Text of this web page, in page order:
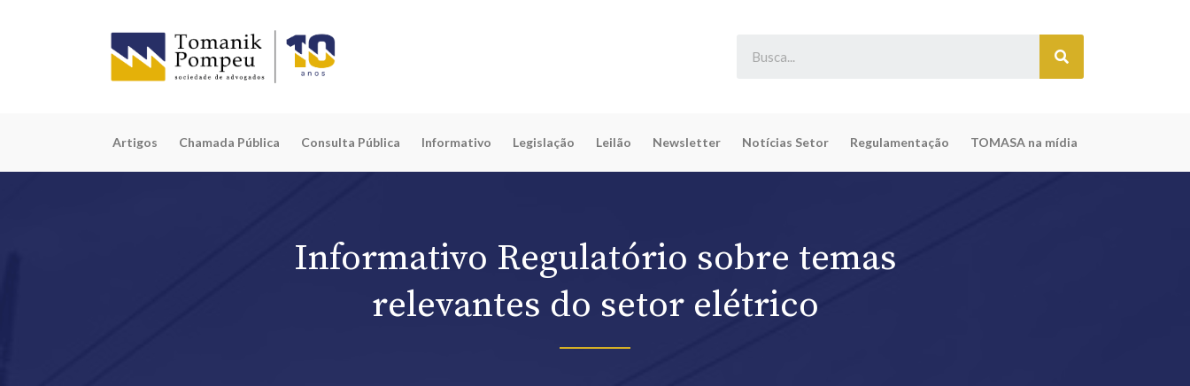
Artigos Chamada Pública Consulta Pública Informativo Legislação Leilão Newsletter Notícias Setor Regulamentação TOMASA na mídia
Informativo Regulatório sobre temas
relevantes do setor elétrico